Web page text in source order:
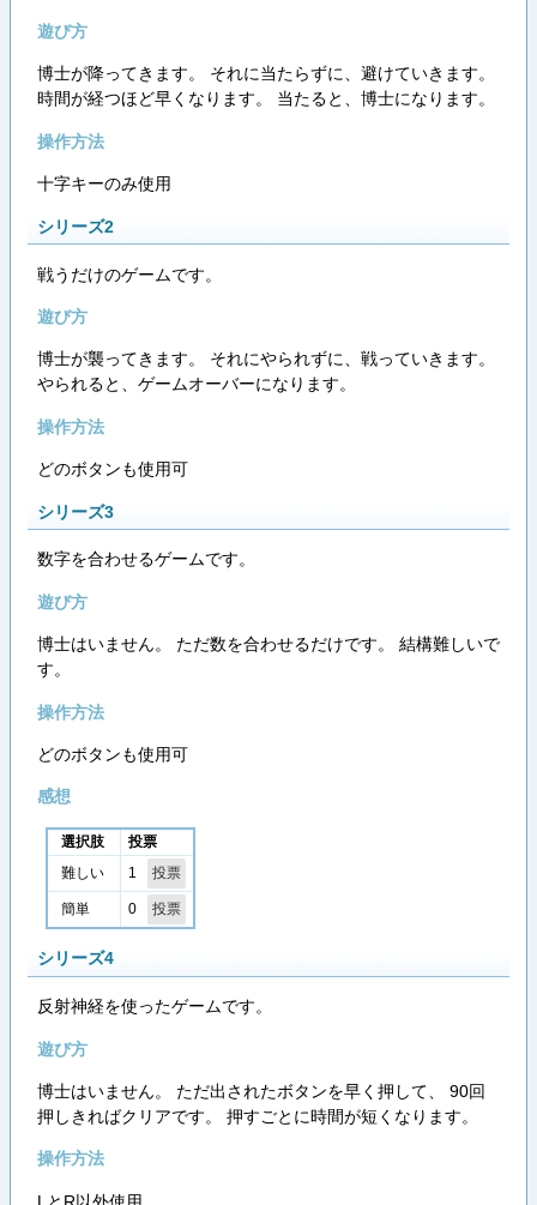
遊び方
博士が降ってきます。 それに当たらずに、避けていきます。
時間が経つほど早くなります。 当たると、博士になります。
操作方法
十字キーのみ使用
シリーズ2
戦うだけのゲームです。
遊び方
博士が襲ってきます。 それにやられずに、戦っていきます。
やられると、ゲームオーバーになります。
操作方法
どのボタンも使用可
シリーズ3
数字を合わせるゲームです。
遊び方
博士はいません。 ただ数を合わせるだけです。 結構難しいで
す。
操作方法
どのボタンも使用可
感想
選択肢 投票
難しい 1
簡単 0
シリーズ4
反射神経を使ったゲームです。
遊び方
博士はいません。 ただ出されたボタンを早く押して、 90回
押しきればクリアです。 押すごとに時間が短くなります。
操作方法
LとR以外使用